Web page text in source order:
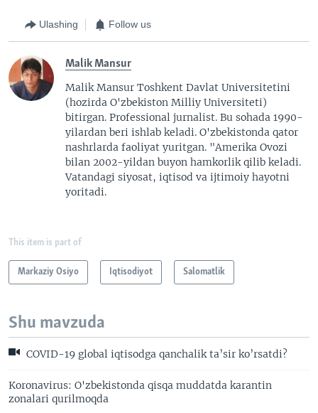
Ulashing Follow us
Malik Mansur
Malik Mansur Toshkent Davlat Universitetini
(hozirda O'zbekiston Milliy Universiteti)
bitirgan. Professional jurnalist. Bu sohada 1990-
yilardan beri ishlab keladi. O'zbekistonda qator
nashrlarda faoliyat yuritgan. "Amerika Ovozi
bilan 2002-yildan buyon hamkorlik qilib keladi.
Vatandagi siyosat, iqtisod va ijtimoiy hayotni
yoritadi.
This item is part of
Markaziy Osiyo Iqtisodiyot Salomatlik
Shu mavzuda
COVID-19 global iqtisodga qanchalik ta’sir ko’rsatdi?
Koronavirus: O'zbekistonda qisqa muddatda karantin
zonalari qurilmoqda